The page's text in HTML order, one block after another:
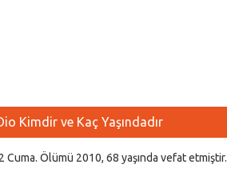
Kimdir ve Kaç Yaşındadır
Ölümü 2010, 68 yaşında vefat etmiştir.